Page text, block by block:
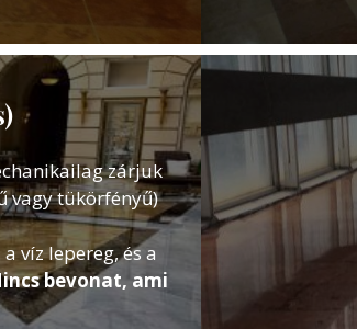
zárjuk
vagy tükörfényű)
víz lepereg, és a
bevonat, ami